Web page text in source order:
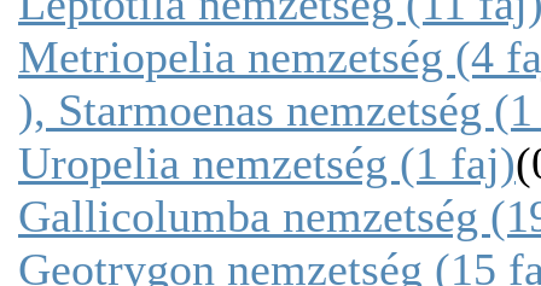
Metriopelia nemzetség (4
), Starmoenas nemzetség
Uropelia nemzetség (1 faj)
Gallicolumba nemzetség
Geotrygon nemzetség (15